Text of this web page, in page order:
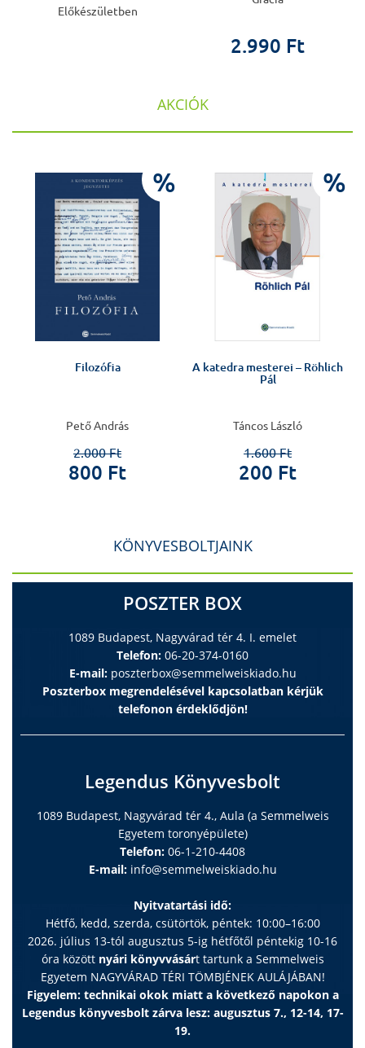
Előkészületben
2.990 Ft
AKCIÓK
%
Filozófia
Pető András
2.000 Ft
800 Ft
%
A katedra mesterei – Röhlich
Pál
Táncos László
1.600 Ft
200 Ft
KÖNYVESBOLTJAINK
POSZTER BOX
1089 Budapest, Nagyvárad tér 4. I. emelet
Telefon: 06-20-374-0160
E-mail: poszterbox@semmelweiskiado.hu
Poszterbox megrendelésével kapcsolatban kérjük
telefonon érdeklődjön!
Legendus Könyvesbolt
1089 Budapest, Nagyvárad tér 4., Aula (a Semmelweis
Egyetem toronyépülete)
Telefon: 06-1-210-4408
E-mail: info@semmelweiskiado.hu
Nyitvatartási idő:
Hétfő, kedd, szerda, csütörtök, péntek: 10:00–16:00
2026. július 13-tól augusztus 5-ig hétfőtől péntekig 10-16
óra között nyári könyvvásárt tartunk a Semmelweis
Egyetem NAGYVÁRAD TÉRI TÖMBJÉNEK AULÁJÁBAN!
Figyelem: technikai okok miatt a következő napokon a
Legendus könyvesbolt zárva lesz: augusztus 7., 12-14, 17-
19.